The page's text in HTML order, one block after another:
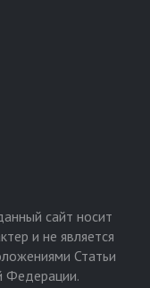
сайт носит
и не является
Статьи
Федерации.